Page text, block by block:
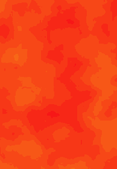
您带来趣味时事、笑话集锦、
者请与我们联系。